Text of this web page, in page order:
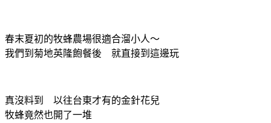
春末夏初的牧蜂農場很適合溜小人～
我們到菊地英隆飽餐後 就直接到這邊玩
真沒料到 以往台東才有的金針花兒
牧蜂竟然也開了一堆